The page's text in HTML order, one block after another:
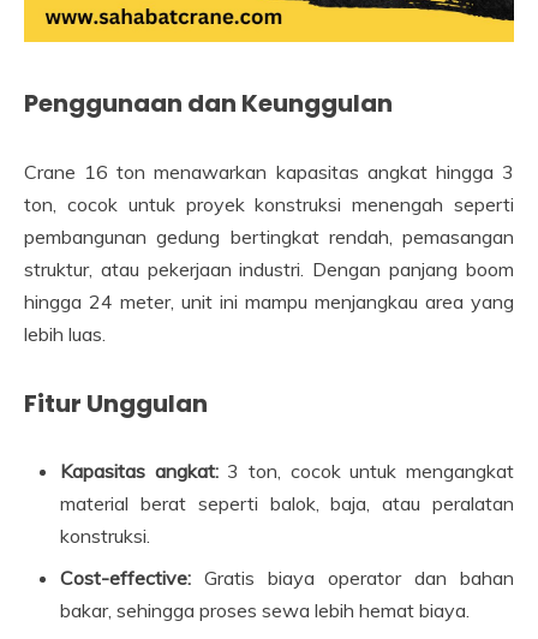
Penggunaan dan Keunggulan
Crane 16 ton menawarkan kapasitas angkat hingga 3
ton, cocok untuk proyek konstruksi menengah seperti
pembangunan gedung bertingkat rendah, pemasangan
struktur, atau pekerjaan industri. Dengan panjang boom
hingga 24 meter, unit ini mampu menjangkau area yang
lebih luas.
Fitur Unggulan
Kapasitas angkat:3 ton, cocok untuk mengangkat
material berat seperti balok, baja, atau peralatan
konstruksi.
Cost-effective: Gratis biaya operator dan bahan
bakar, sehingga proses sewa lebih hemat biaya.